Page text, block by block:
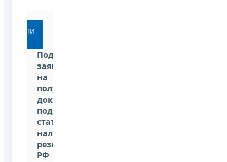
Перейти
Подать
заявление
на
получение
документа,
подтверждающего
статус
налогового
резидента
РФ